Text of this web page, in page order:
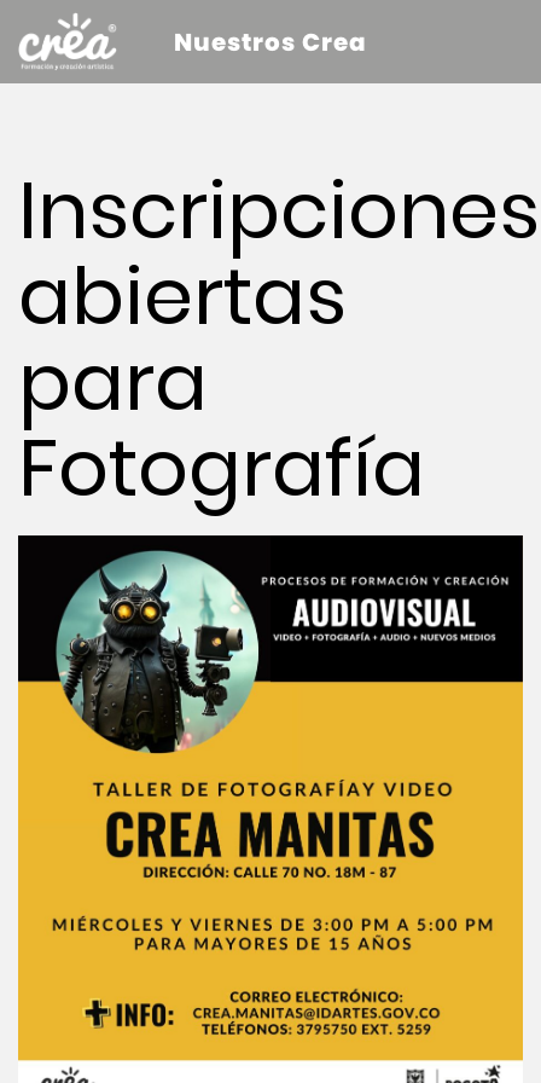
Nuestros Crea
Inscripciones
abiertas
para
Fotografía